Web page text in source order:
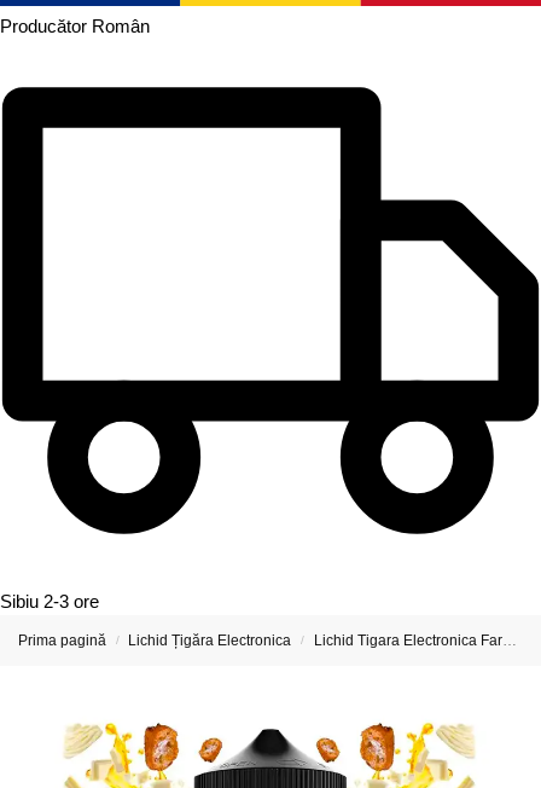
Producător Român
Sibiu 2-3 ore
Prima pagină / Lichid Țigăra Electronica / Lichid Tigara Electronica Fara Nicotina